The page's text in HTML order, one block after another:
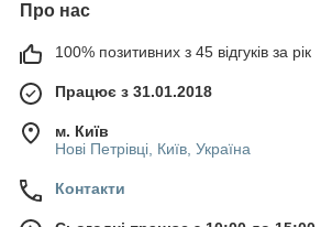
Про нас
100% позитивних з 45 відгуків за рік
Працює з 31.01.2018
м. Київ
Нові Петрівці, Київ, Україна
Контакти